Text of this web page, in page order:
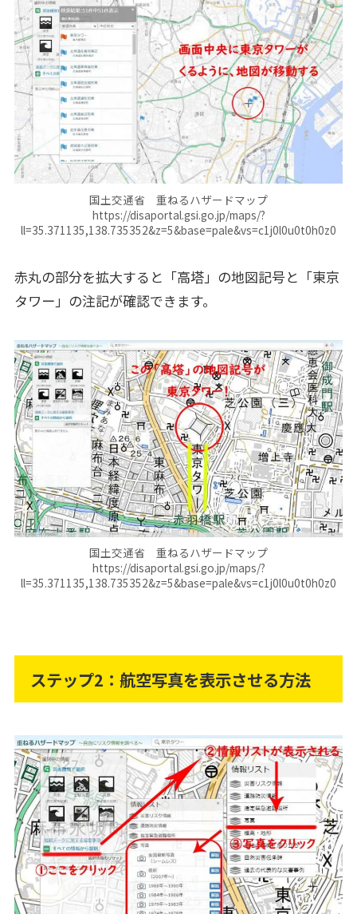
国土交通省 重ねるハザードマップ
https://disaportal.gsi.go.jp/maps/?
ll=35.371135,138.735352&z=5&base=pale&vs=c1j0l0u0t0h0z0
赤丸の部分を拡大すると「高塔」の地図記号と「東京
タワー」の注記が確認できます。
国土交通省 重ねるハザードマップ
https://disaportal.gsi.go.jp/maps/?
ll=35.371135,138.735352&z=5&base=pale&vs=c1j0l0u0t0h0z0
ステップ2：航空写真を表示させる方法